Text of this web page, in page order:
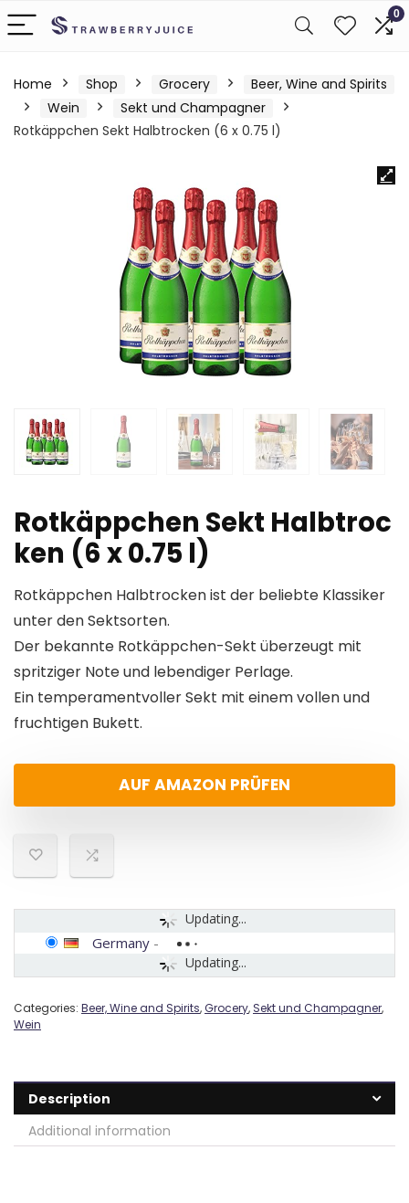
0
Home Shop Grocery
Beer, Wine and Spirits
Wein
Sekt und Champagner
Rotkäppchen Sekt Halbtrocken (6 x 0.75 l)
Rotkäppchen Sekt Halbtroc
ken (6 x 0.75 l)
Rotkäppchen Halbtrocken ist der beliebte Klassiker
unter den Sektsorten.
Der bekannte Rotkäppchen-Sekt überzeugt mit
spritziger Note und lebendiger Perlage.
Ein temperamentvoller Sekt mit einem vollen und
fruchtigen Bukett.
AUF AMAZON PRÜFEN
Updating...
Updating...
Germany -
Categories: Beer, Wine and Spirits,Grocery, Sekt und Champagner,
Wein
Description
Additional information